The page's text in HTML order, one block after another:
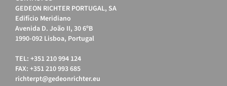
GEDEON RICHTER PORTUGAL, SA
Edifício Meridiano
Avenida D. João II, 30 6ºB
1990-092 Lisboa, Portugal
TEL: +351 210 994 124
FAX: +351 210 993 685
richterpt@gedeonrichter.eu